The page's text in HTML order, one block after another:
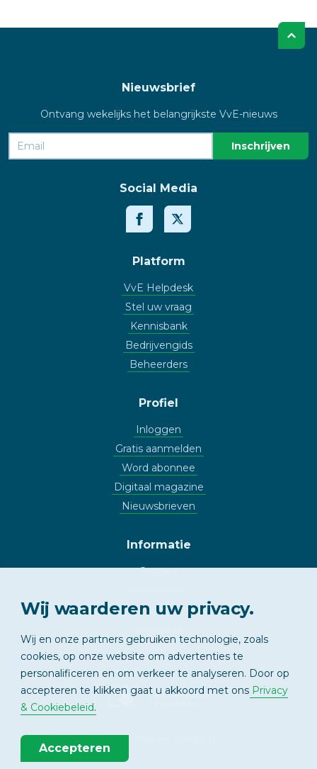
Nieuwsbrief
Ontvang wekelijks het belangrijkste VvE-nieuws
Social Media
Platform
VvE Helpdesk
Stel uw vraag
Kennisbank
Bedrijvengids
Beheerders
Profiel
Inloggen
Gratis aanmelden
Word abonnee
Digitaal magazine
Nieuwsbrieven
Informatie
Contact
Copyright
APPARTEMENT
Wij waarderen uw privacy.
Wij en onze partners gebruiken technologie, zoals
cookies, op onze website om advertenties te
personalificeren en om verkeer te analyseren. Door op
accepteren te klikken gaat u akkoord met ons Privacy
& Cookiebeleid.
Accepteren